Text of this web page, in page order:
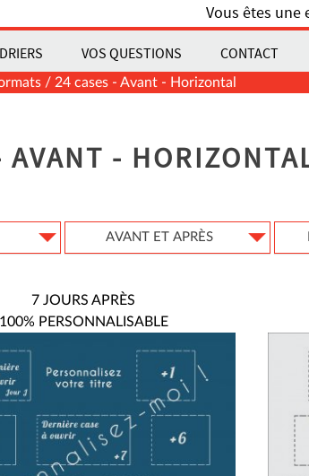
Vous êtes une
VOS QUESTIONS CONTACT
/ 24 cases - Avant - Horizontal
AVANT -
AVANT ET APRÈS
7 JOURS APRÈS
100% PERSONNALISABLE